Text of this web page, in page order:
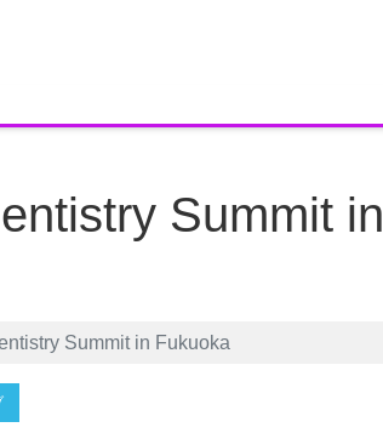
Summit in
Summit in Fukuoka